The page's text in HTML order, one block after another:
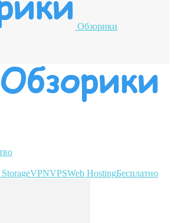
Обзорики
VPNVPSWeb HostingБесплатно